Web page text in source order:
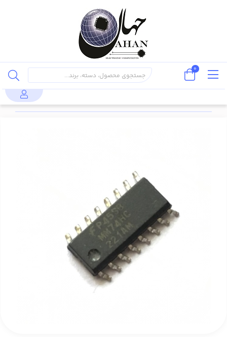
مدارات
تراشه های
MM74HC221AM
0